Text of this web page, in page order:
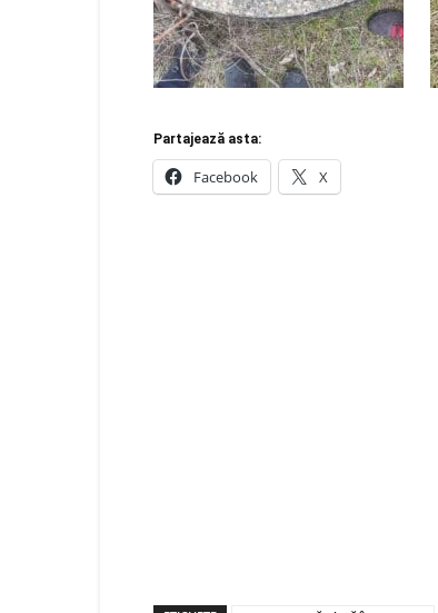
Partajează asta:
Facebook X